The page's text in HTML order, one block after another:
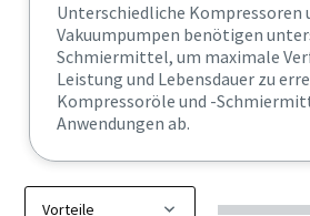
Unterschiedliche Kompressoren
Vakuumpumpen benötigen
Schmiermittel, um maximale
Leistung und Lebensdauer zu
Kompressoröle und -
Anwendungen ab.